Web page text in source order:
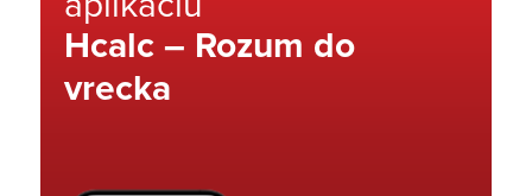
Hcalc – Rozum do
vrecka